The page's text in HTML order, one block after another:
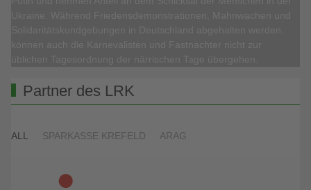
Partner des LRK
ALL SPARKASSE KREFELD ARAG